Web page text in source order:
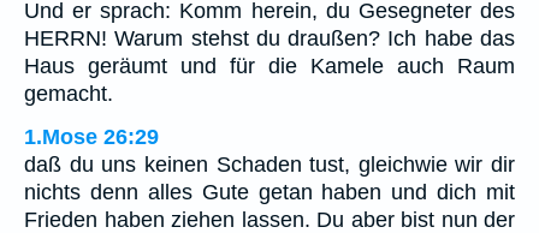
Und er sprach: Komm herein, du Gesegneter des
HERRN! Warum stehst du draußen? Ich habe das
Haus geräumt und für die Kamele auch Raum
gemacht.
1.Mose 26:29
daß du uns keinen Schaden tust, gleichwie wir dir
nichts denn alles Gute getan haben und dich mit
Frieden haben ziehen lassen. Du aber bist nun der